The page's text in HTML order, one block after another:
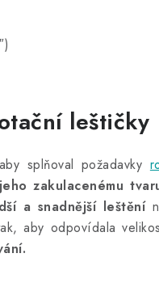
leštičky
splňoval požadavky
zakulacenému
a snadnější leštění
aby odpovídala